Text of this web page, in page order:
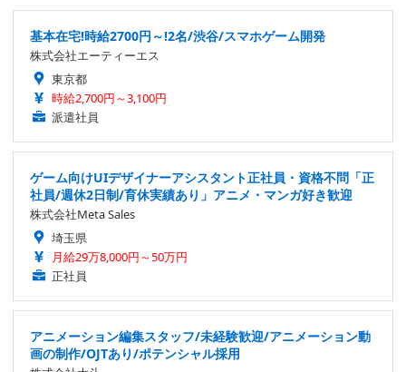
基本在宅!時給2700円～!2名/渋谷/スマホゲーム開発
株式会社エーティーエス
東京都
時給2,700円～3,100円
派遣社員
ゲーム向けUIデザイナーアシスタント正社員・資格不問「正
社員/週休2日制/育休実績あり」アニメ・マンガ好き歓迎
株式会社Meta Sales
埼玉県
月給29万8,000円～50万円
正社員
アニメーション編集スタッフ/未経験歓迎/アニメーション動
画の制作/OJTあり/ポテンシャル採用